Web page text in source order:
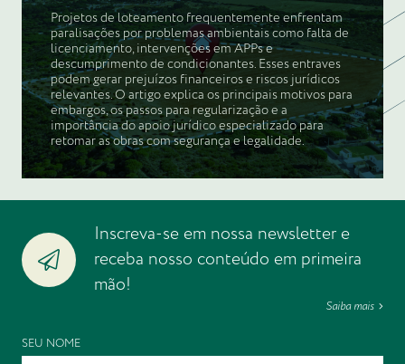
Projetos de loteamento frequentemente enfrentam
paralisações por problemas ambientais como falta de
licenciamento, intervenções em APPs e
descumprimento de condicionantes. Esses entraves
podem gerar prejuízos financeiros e riscos jurídicos
relevantes. O artigo explica os principais motivos para
embargos, os passos para regularização e a
importância do apoio jurídico especializado para
retomar as obras com segurança e legalidade.
Inscreva-se em nossa newsletter e
receba nosso conteúdo em primeira
mão!
Saiba mais
SEU NOME